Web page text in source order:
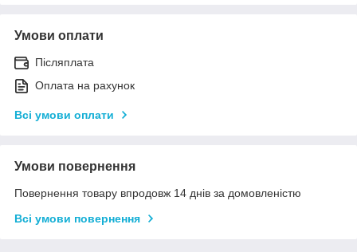
Умови оплати
Післяплата
Оплата на рахунок
Всі умови оплати
Умови повернення
Повернення товару впродовж 14 днів за домовленістю
Всі умови повернення